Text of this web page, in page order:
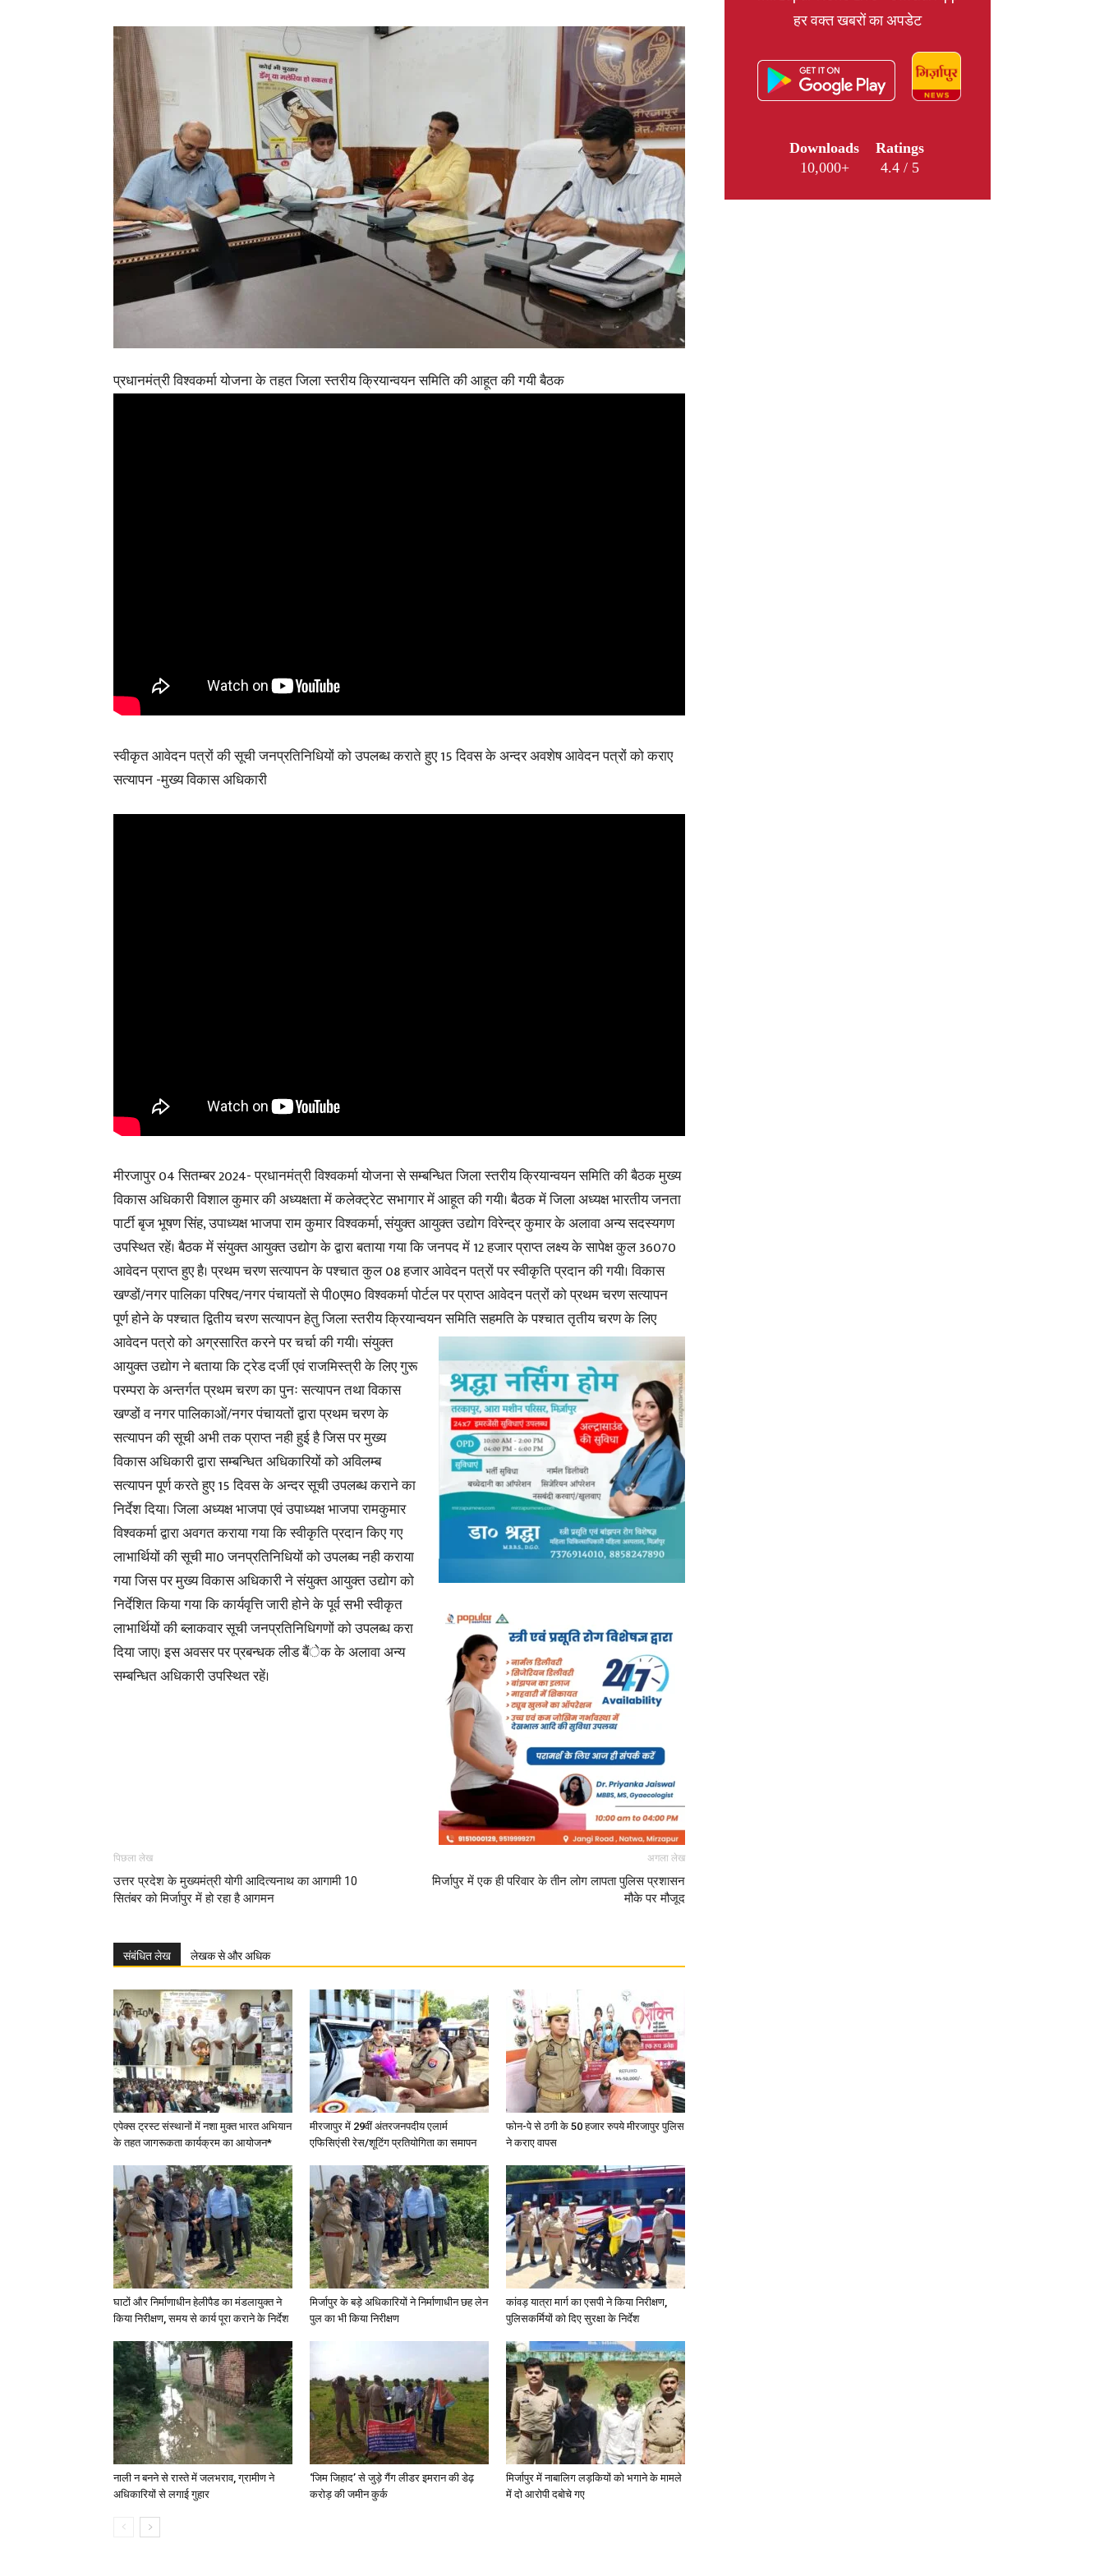
News,
Latest
News
प्रधानमंत्री विश्वकर्मा योजना के तहत जिला स्तरीय क्रियान्वयन समिति की आहूत की गयी बैठक
स्वीकृत आवेदन पत्रों की सूची जनप्रतिनिधियों को उपलब्ध कराते हुए 15 दिवस के अन्दर अवशेष आवेदन पत्रों को कराए
सत्यापन -मुख्य विकास अधिकारी
मीरजापुर 04 सितम्बर 2024- प्रधानमंत्री विश्वकर्मा योजना से सम्बन्धित जिला स्तरीय क्रियान्वयन समिति की बैठक मुख्य
विकास अधिकारी विशाल कुमार की अध्यक्षता में कलेक्ट्रेट सभागार में आहूत की गयी। बैठक में जिला अध्यक्ष भारतीय जनता
पार्टी बृज भूषण सिंह, उपाध्यक्ष भाजपा राम कुमार विश्वकर्मा, संयुक्त आयुक्त उद्योग विरेन्द्र कुमार के अलावा अन्य सदस्यगण
उपस्थित रहें। बैठक में संयुक्त आयुक्त उद्योग के द्वारा बताया गया कि जनपद में 12 हजार प्राप्त लक्ष्य के सापेक्ष कुल 36070
आवेदन प्राप्त हुए है। प्रथम चरण सत्यापन के पश्चात कुल 08 हजार आवेदन पत्रों पर स्वीकृति प्रदान की गयी। विकास
खण्डों/नगर पालिका परिषद/नगर पंचायतों से पी0एम0 विश्वकर्मा पोर्टल पर प्राप्त आवेदन पत्रों को प्रथम चरण सत्यापन
पूर्ण होने के पश्चात द्वितीय चरण सत्यापन हेतु जिला स्तरीय क्रियान्वयन समिति सहमति के पश्चात तृतीय चरण के लिए
आवेदन पत्रो को अग्रसारित करने पर चर्चा की गयी। संयुक्त
आयुक्त उद्योग ने बताया कि ट्रेड दर्जी एवं राजमिस्त्री के लिए गुरू
परम्परा के अन्तर्गत प्रथम चरण का पुनः सत्यापन तथा विकास
खण्डों व नगर पालिकाओं/नगर पंचायतों द्वारा प्रथम चरण के
सत्यापन की सूची अभी तक प्राप्त नही हुई है जिस पर मुख्य
विकास अधिकारी द्वारा सम्बन्धित अधिकारियों को अविलम्ब
सत्यापन पूर्ण करते हुए 15 दिवस के अन्दर सूची उपलब्ध कराने का
निर्देश दिया। जिला अध्यक्ष भाजपा एवं उपाध्यक्ष भाजपा रामकुमार
विश्वकर्मा द्वारा अवगत कराया गया कि स्वीकृति प्रदान किए गए
लाभार्थियों की सूची मा0 जनप्रतिनिधियों को उपलब्घ नही कराया
गया जिस पर मुख्य विकास अधिकारी ने संयुक्त आयुक्त उद्योग को
निर्देशित कियागया कि कार्यवृत्ति जारी होने के पूर्व सभी स्वीकृत
लाभार्थियों की ब्लाकवार सूची जनप्रतिनिधिगणों को उपलब्ध करा
दिया जाए। इस अवसर पर प्रबन्धक लीड बैंेक के अलावा अन्य
सम्बन्धित अधिकारी उपस्थित रहें।
पिछला लेख
उत्तर प्रदेश के मुख्यमंत्री योगी आदित्यनाथ का आगामी 10
सितंबर को मिर्जापुर में हो रहा है आगमन
अगला लेख
मिर्जापुर में एक ही परिवार के तीन लोग लापता पुलिस प्रशासन
मौके पर मौजूद
संबंधित लेख लेखक से और अधिक
एपेक्स ट्रस्ट संस्थानों में नशा मुक्त भारत अभियान
के तहत जागरूकता कार्यक्रम का आयोजन*
मीरजापुर में 29वीं अंतरजनपदीय एलार्म
एफिसिएंसी रेस/शूटिंग प्रतियोगिता का समापन
फोन-पे से ठगी के 50 हजार रुपये मीरजापुर पुलिस
ने कराए वापस
घाटों और निर्माणाधीन हेलीपैड का मंडलायुक्त ने
किया निरीक्षण, समय से कार्य पूरा कराने के निर्देश
मिर्जापुर के बड़े अधिकारियों ने निर्माणाधीन छह लेन
पुल का भी किया निरीक्षण
कांवड़ यात्रा मार्ग का एसपी ने किया निरीक्षण,
पुलिसकर्मियों को दिए सुरक्षा के निर्देश
नाली न बनने से रास्ते में जलभराव, ग्रामीण ने
अधिकारियों से लगाई गुहार
‘जिम जिहाद’ से जुड़े गैंग लीडर इमरान की डेढ़
करोड़ की जमीन कुर्क
मिर्जापुर में नाबालिग लड़कियों को भगाने के मामले
में दो आरोपी दबोचे गए
हर वक्त खबरों का अपडेट
Downloads
10,000+
Ratings
4.4 / 5